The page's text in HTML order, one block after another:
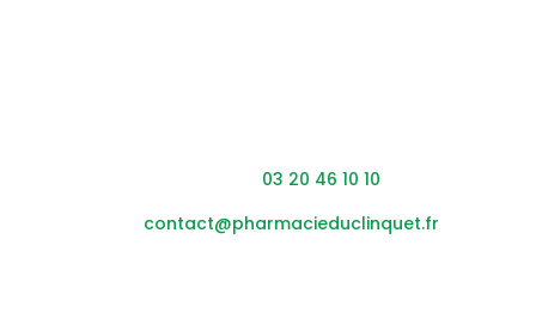
03 20 46 10 10
contact@pharmacieduclinquet.fr